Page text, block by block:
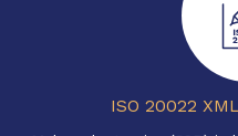
ISO 20022